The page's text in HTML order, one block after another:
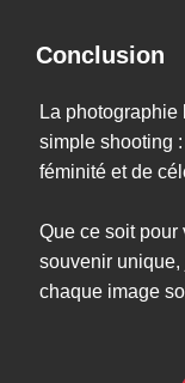
Conclusion
La photographie
simple shooting
féminité et de
Que ce soit pour
souvenir
chaque image